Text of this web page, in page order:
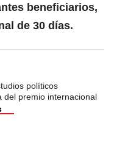
beneficiarios,
de 30 días.
políticos
del premio internacional